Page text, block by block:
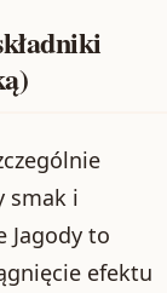
smak i
Jagody to
efektu